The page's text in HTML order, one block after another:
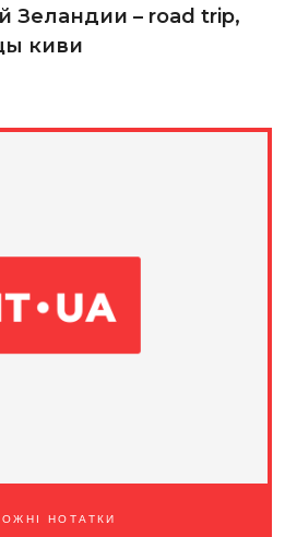
Зеландии – road trip,
киви
НОТАТКИ